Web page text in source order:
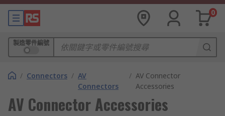
0
製造零件編號
/ Connectors / AV
Connectors
/ AV Connector
Accessories
AV Connector Accessories